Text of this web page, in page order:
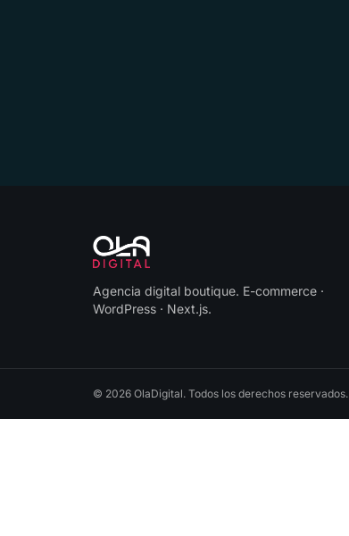
Agencia digital boutique. E-commerce ·
WordPress · Next.js.
© 2026 OlaDigital. Todos los derechos reservados.